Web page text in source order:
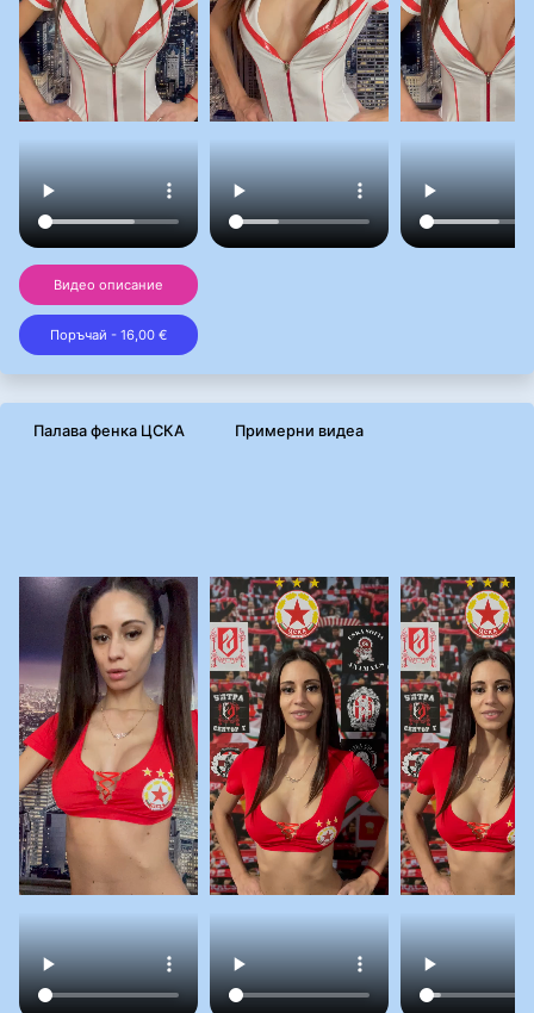
Видео описание
Поръчай - 16,00 €
Палава фенка ЦСКА Примерни видеа